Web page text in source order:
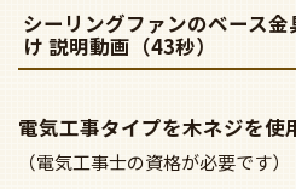
シーリングファンのベース
け 説明動画（43秒）
電気工事タイプを木ネジを使
（電気工事士の資格が必要です）